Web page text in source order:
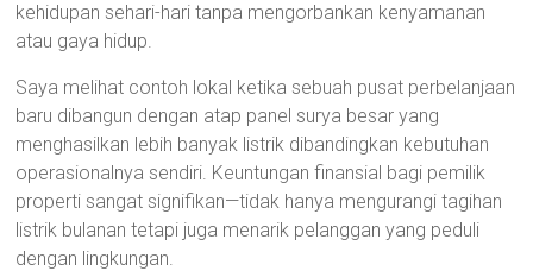
kehidupan sehari-hari tanpa mengorbankan kenyamanan
atau gaya hidup.
Saya melihat contoh lokal ketika sebuah pusat perbelanjaan
baru dibangun dengan atap panel surya besar yang
menghasilkan lebih banyak listrik dibandingkan kebutuhan
operasionalnya sendiri. Keuntungan finansial bagi pemilik
properti sangat signifikan—tidak hanya mengurangi tagihan
listrik bulanan tetapi juga menarik pelanggan yang peduli
dengan lingkungan.